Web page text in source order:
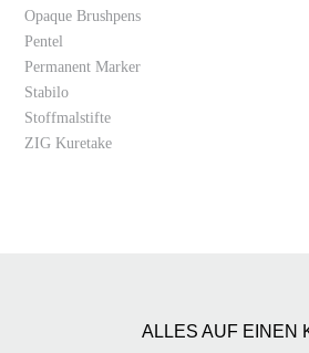
Opaque Brushpens
Pentel
Permanent Marker
Stabilo
Stoffmalstifte
ZIG Kuretake
ALLES AUF EINEN